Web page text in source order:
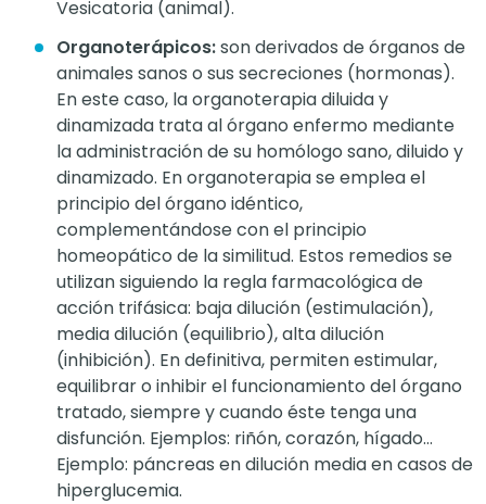
Vesicatoria (animal).
Organoterápicos:son derivados de órganos de
animales sanos o sus secreciones (hormonas).
En este caso, la organoterapia diluida y
dinamizada trata al órgano enfermo mediante
la administración de su homólogo sano, diluido y
dinamizado. En organoterapia se emplea el
principio del órgano idéntico,
complementándose con el principio
homeopático de la similitud. Estos remedios se
utilizan siguiendo la regla farmacológica de
acción trifásica: baja dilución (estimulación),
media dilución (equilibrio), alta dilución
(inhibición). En definitiva, permiten estimular,
equilibrar o inhibir el funcionamiento del órgano
tratado, siempre y cuando éste tenga una
disfunción. Ejemplos: riñón, corazón, hígado…
Ejemplo: páncreas en dilución media en casos de
hiperglucemia.